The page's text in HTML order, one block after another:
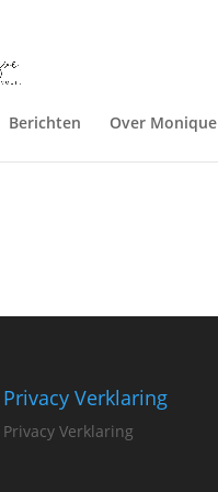
Berichten Over Monique
Privacy Verklaring
Privacy Verklaring